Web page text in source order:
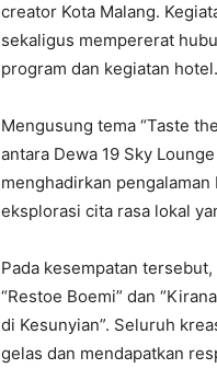
creator Kota Malang.
sekaligus mempererat
program dan kegiatan hotel.
Mengusung tema “Taste
antara Dewa 19 Sky
menghadirkan
eksplorasi cita rasa lokal
Pada kesempatan
“Restoe Boemi” dan
di Kesunyian”. Seluruh
gelas dan mendapatkan